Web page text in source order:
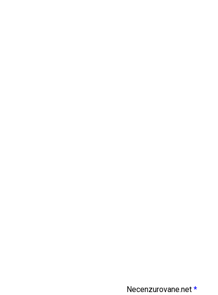
Necenzurovane.net *